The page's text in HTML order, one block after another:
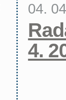
04.
4.